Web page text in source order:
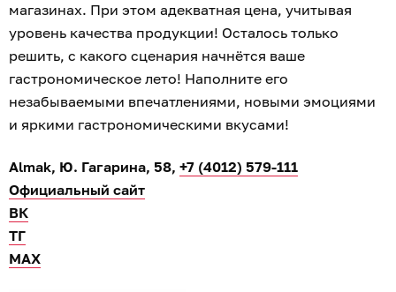
магазинах. При этом адекватная цена, учитывая
уровень качества продукции! Осталось только
решить, с какого сценария начнётся ваше
гастрономическое лето! Наполните его
незабываемыми впечатлениями, новыми эмоциями
и яркими гастрономическими вкусами!
Almak, Ю. Гагарина, 58, +7 (4012) 579-111
Официальный сайт
ВК
ТГ
МАХ